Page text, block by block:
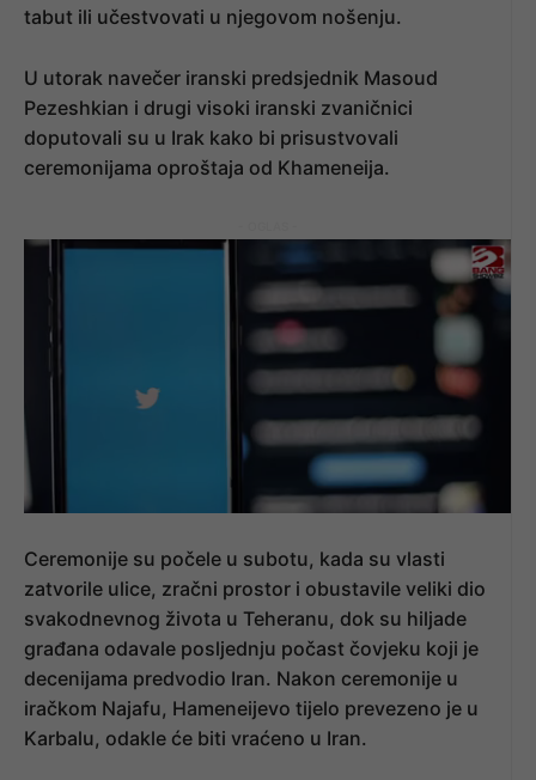
tabut ili učestvovati u njegovom nošenju.
U utorak navečer iranski predsjednik Masoud
Pezeshkian i drugi visoki iranski zvaničnici
doputovali su u Irak kako bi prisustvovali
ceremonijama oproštaja od Khameneija.
Ceremonije su počele u subotu, kada su vlasti
zatvorile ulice, zračni prostor i obustavile veliki dio
svakodnevnog života u Teheranu, dok su hiljade
građana odavale posljednju počast čovjeku koji je
decenijama predvodio Iran. Nakon ceremonije u
iračkom Najafu, Hameneijevo tijelo prevezeno je u
Karbalu, odakle će biti vraćeno u Iran.